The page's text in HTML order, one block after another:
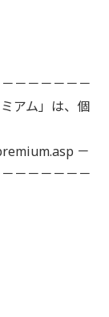
－－－－－－
アム」は、個
－
－－－－－－